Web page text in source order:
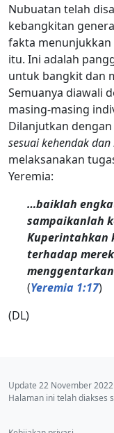
Nubuatan telah
kebangkitan
fakta
itu. Ini adalah
untuk bangkit dan
Semuanya diawali
masing-masing
Dilanjutkan
sesuai kehendak
melaksanakan
Yeremia:
…baiklah
sampaikanlah
Kuperintahkan
terhadap
(Yeremia 1:17)
(DL)
Update 22 November
Halaman ini telah diakses